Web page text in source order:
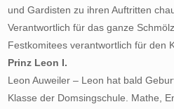
und Gardisten zu ihren Auftritten
Verantwortlich für das ganze
Festkomitees verantwortlich für den
Prinz Leon I.
Leon Auweiler – Leon hat bald
Klasse der Domsingschule. Mathe,